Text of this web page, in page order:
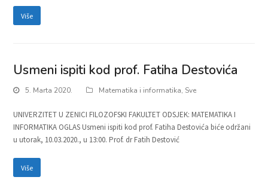
Više
Usmeni ispiti kod prof. Fatiha Destovića
5. Marta 2020. Matematika i informatika, Sve
UNIVERZITET U ZENICI FILOZOFSKI FAKULTET ODSJEK: MATEMATIKA I
INFORMATIKA OGLAS Usmeni ispiti kod prof. Fatiha Destovića biće održani
u utorak, 10.03.2020., u 13:00. Prof. dr Fatih Destović
Više